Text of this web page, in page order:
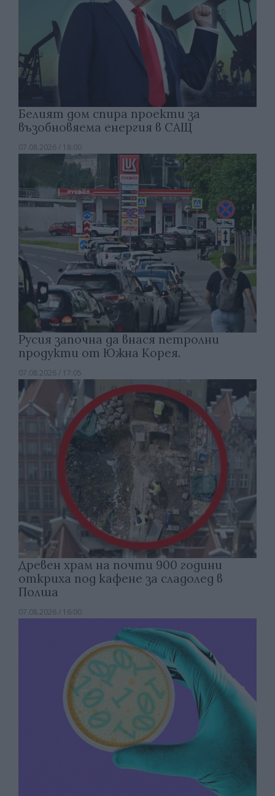
Белият дом спира проекти за
възобновяема енергия в САЩ
07.08.2026 / 18:00
Русия започна да внася петролни
продукти от Южна Корея.
07.08.2026 / 17:05
Древен храм на почти 900 години
откриха под кафене за сладолед в
Полша
07.08.2026 / 16:00